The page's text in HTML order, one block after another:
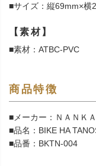
■サイズ：縦69mm×横
【素材】
■素材：ATBC-PVC
商品特徴
■メーカー：ＮＡＮＫ
■品名：BIKE HA
■品番：BKTN-004